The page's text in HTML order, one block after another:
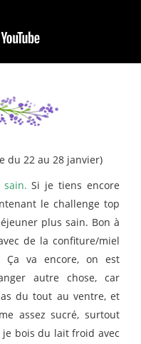
du 22 au 28 janvier)
Si je tiens encore
le challenge top
plus sain. Bon à
de la confiture/miel
va encore, on est
autre chose, car
du tout au ventre, et
assez sucré, surtout
bois du lait froid avec